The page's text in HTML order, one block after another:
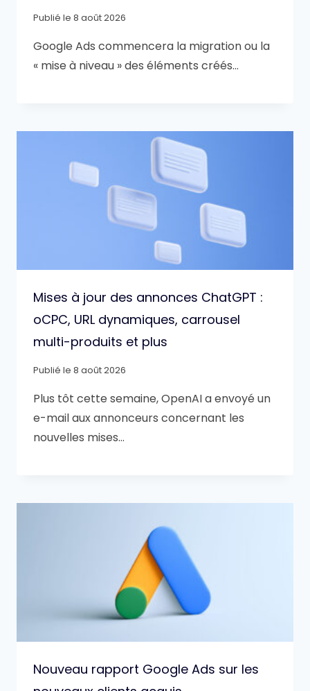
Publié le 8 août 2026
Google Ads commencera la migration ou la
« mise à niveau » des éléments créés…
Mises à jour des annonces ChatGPT :
oCPC, URL dynamiques, carrousel
multi-produits et plus
Publié le 8 août 2026
Plus tôt cette semaine, OpenAI a envoyé un
e-mail aux annonceurs concernant les
nouvelles mises…
Nouveau rapport Google Ads sur les